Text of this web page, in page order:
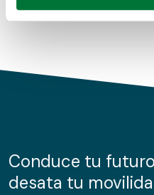
Obtenga más información
de cookies.
información sobre el uso
nuestros partners de
Conduce tu
desata tu